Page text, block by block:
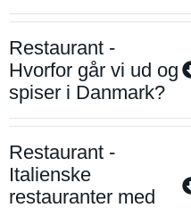
Restaurant -
Hvorfor går vi ud og
spiser i Danmark?
Restaurant -
Italienske
restauranter med